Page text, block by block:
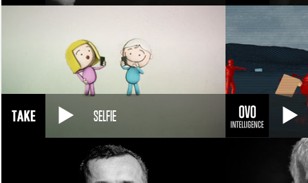
SELFIE